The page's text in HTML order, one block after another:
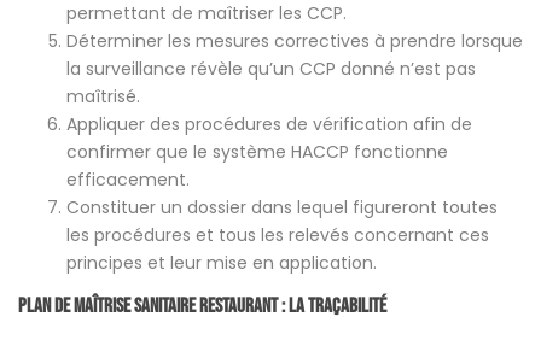
permettant de maîtriser les CCP.
Déterminer les mesures correctives à prendre lorsque
la surveillance révèle qu’un CCP donné n’est pas
maîtrisé.
Appliquer des procédures de vérification afin de
confirmer que le système HACCP fonctionne
efficacement.
Constituer un dossier dans lequel figureront toutes
les procédures et tous les relevés concernant ces
principes et leur mise en application.
Plan de Maîtrise Sanitaire restaurant : La traçabilité